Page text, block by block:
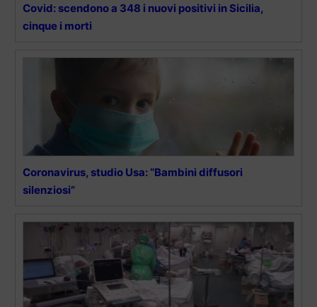
Covid: scendono a 348 i nuovi positivi in Sicilia,
cinque i morti
Coronavirus, studio Usa: “Bambini diffusori
silenziosi”